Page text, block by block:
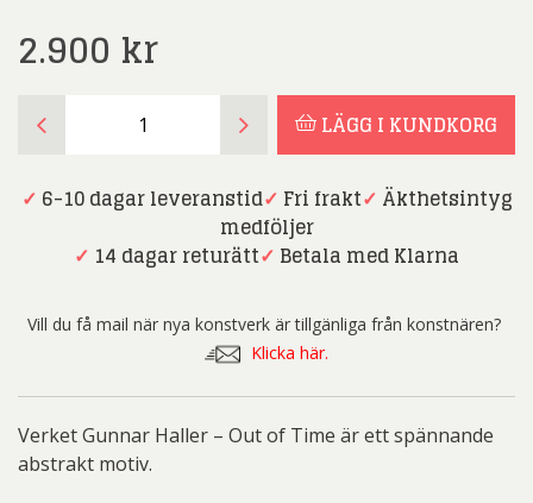
2.900 kr
Haller
Out
LÄGG I KUNDKORG
✓ 6-10 dagar leveranstid✓ Fri frakt✓ Äkthetsintyg
medföljer
✓ 14 dagar returätt✓ Betala med Klarna
Vill du få mail när nya konstverk är tillgänliga från konstnären?
Klicka här.
Verket Gunnar Haller – Out of Time är ett spännande
abstrakt motiv.